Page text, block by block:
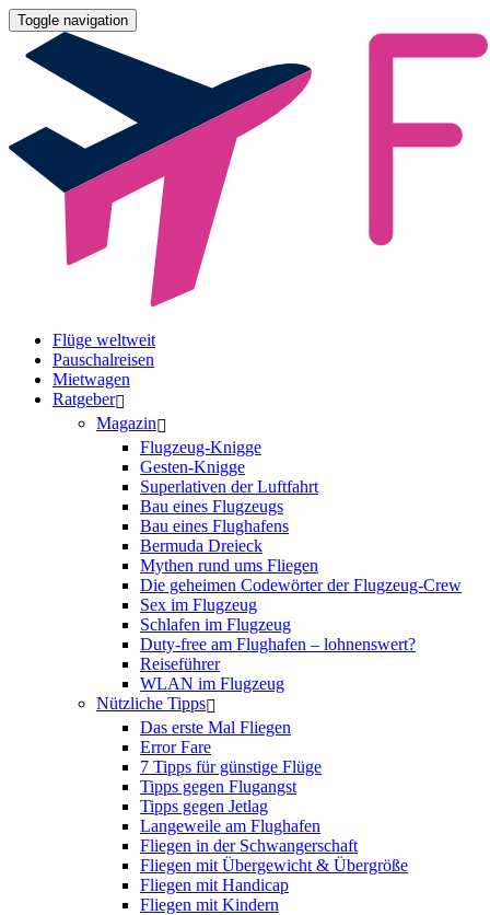
Toggle navigation
Flüge weltweit
Pauschalreisen
Mietwagen
Ratgeber
Magazin
Flugzeug-Knigge
Gesten-Knigge
Superlativen der Luftfahrt
Bau eines Flugzeugs
Bau eines Flughafens
Bermuda Dreieck
Mythen rund ums Fliegen
Die geheimen Codewörter der Flugzeug-Crew
Sex im Flugzeug
Schlafen im Flugzeug
Duty-free am Flughafen – lohnenswert?
Reiseführer
WLAN im Flugzeug
Nützliche Tipps
Das erste Mal Fliegen
Error Fare
7 Tipps für günstige Flüge
Tipps gegen Flugangst
Tipps gegen Jetlag
Langeweile am Flughafen
Fliegen in der Schwangerschaft
Fliegen mit Übergewicht & Übergröße
Fliegen mit Handicap
Fliegen mit Kindern